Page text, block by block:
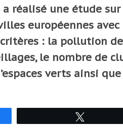
a réalisé une étude
européennes
: la pollution
le nombre de
verts ainsi